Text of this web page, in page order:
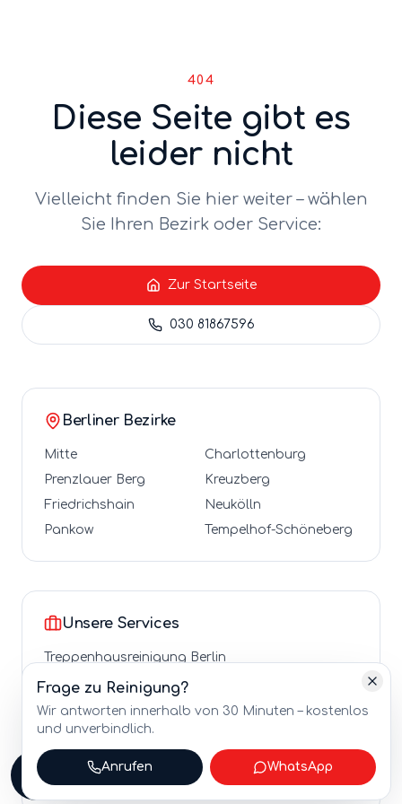
404
Diese Seite gibt es
leider nicht
Vielleicht finden Sie hier weiter – wählen
Sie Ihren Bezirk oder Service:
Zur Startseite
030 81867596
Berliner Bezirke
Mitte
Charlottenburg
Prenzlauer Berg
Kreuzberg
Friedrichshain
Neukölln
Pankow
Tempelhof-Schöneberg
Unsere Services
Treppenhausreinigung Berlin
BüroreinigungBerlin
HausmeisterserviceBerlin
Glas- und Fensterreinigung
Winterdienst & StreudienstBerlin
Grünpflege & GartenpflegeBerlin
Frage zu Reinigung?
Wir antworten innerhalb von 30 Minuten – kostenlos
und unverbindlich.
Anrufen WhatsApp